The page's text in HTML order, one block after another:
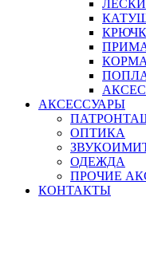
ЛЕСКИ
КОРМА
АКСЕССУАРЫ
ОПТИКА
ОДЕЖДА
ПРОЧИЕ
КОНТАКТЫ